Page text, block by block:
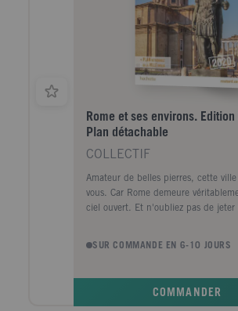
Rome et ses environs.
Plan détachable
COLLECTIF
Amateur de belles pierres, cette
vous. Car Rome demeure
ciel ouvert. Et n'oubliez pas de jeter
Cité Eternelle... Dans ce guide,
année par notre équipe : Tous nos
activités et des centaines d'adresses
SUR COMMANDE EN 6-10 JOURS
COMMANDER